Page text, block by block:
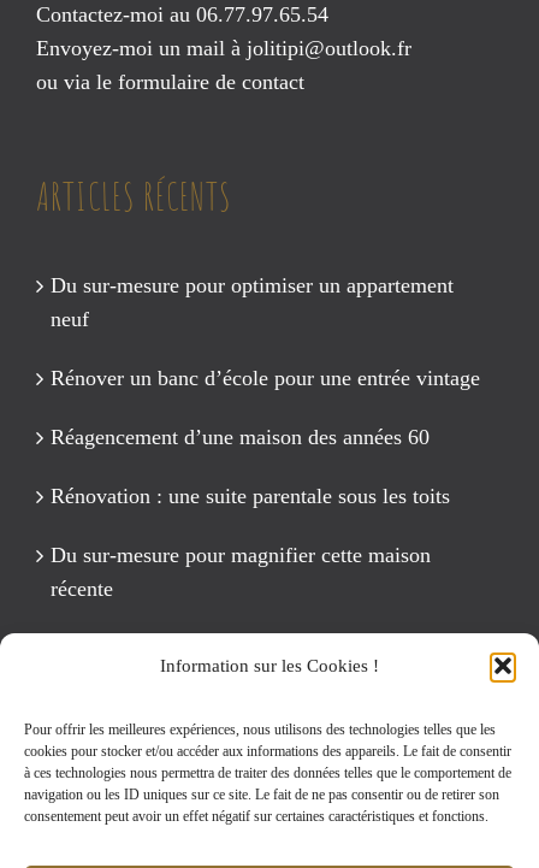
Information sur les Cookies !
Pour offrir les meilleures expériences, nous utilisons des technologies telles que les
cookies pour stocker et/ou accéder aux informations des appareils. Le fait de consentir
à ces technologies nous permettra de traiter des données telles que le comportement de
navigation ou les ID uniques sur ce site. Le fait de ne pas consentir ou de retirer son
consentement peut avoir un effet négatif sur certaines caractéristiques et fonctions.
Contactez-moi au 06.77.97.65.54
Envoyez-moi un mail à jolitipi@outlook.fr
ou via le formulaire de contact
ARTICLES RÉCENTS
Du sur-mesure pour optimiser un appartement
neuf
Rénover un banc d’école pour une entrée vintage
Réagencement d’une maison des années 60
Rénovation : une suite parentale sous les toits
Du sur-mesure pour magnifier cette maison
récente
Rechercher: